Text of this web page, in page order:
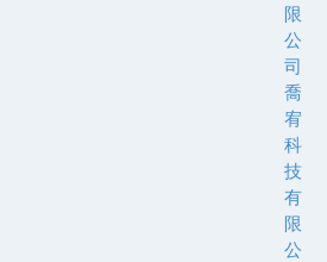
限
公
司
喬
宥
科
技
有
限
公